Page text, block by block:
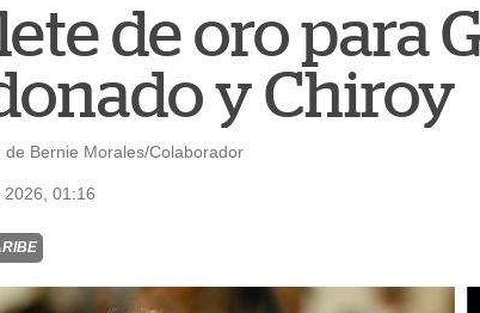
de oro para
y Chiroy
de Bernie Morales/Colaborador
01:16